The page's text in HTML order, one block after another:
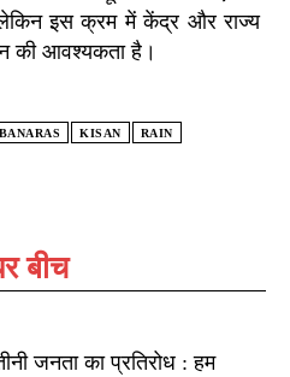
बीच
जनता का प्रतिरोध : हम
इस क्रम में केंद्र और राज्य
की आवश्यकता है।
BANARAS KISAN RAIN